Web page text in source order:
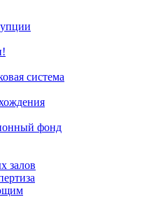
система
фонд
залов